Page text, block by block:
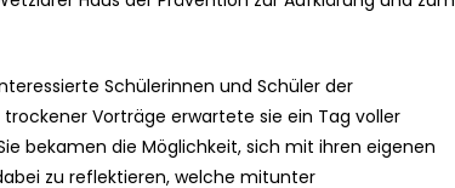
Schülerinnen und Schüler der
trockener Vorträge erwartete sie ein Tag voller
bekamen die Möglichkeit, sich mit ihren eigenen
zu reflektieren, welche mitunter